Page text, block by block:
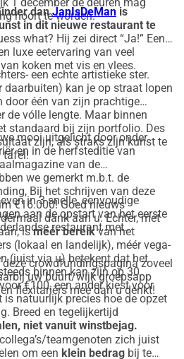
is precies
wil ik, Valentijn van
openen in
een 100%
Tot zover niks
niet dat ik met mijn
niet alleen gasten
of avond willen
de eerste volledig
van
Een primeur,
hoort te worden.
danJanIsDeMan is
in dit nieuwe restaurant te
what? Hij zei direct “Ja!” Een
luxe eetervaring van veel
koken met vis en vlees.
een echte artistieke ster.
daarbuiten) kan je op straat lopen
door één van zijn prachtige
de vólle lengte. Maar binnen
standaard bij zijn portfolio. Des
zijn, als straks zijn kunst te
tafel!
mooi uitgelicht door onder
en in de herfsteditie van
van de
we gemerkt m.b.t. de
Bij het schrijven van deze
€16.000! Goed nieuws
dank aan u. Echter, met
isméér bereikvan het
(lokaal en landelijk), méér vega-
(juist via u) betekent dat het
binnen kan zijn op 30
€100, een ander kiest voor
is natuurlijk precies hoe de opzet
Breed en tegelijkertijd
niet vanuit winstbejag.
in 3 snelle, eenvoudige
aan de opstart van het eerste
restaurant met
crowdfundingspagina zoveel
uw buurt/wijk groepsapp
flexitariërs mee dan u denkt!
teamgenoten zich juist
om een klein bedrag bij te